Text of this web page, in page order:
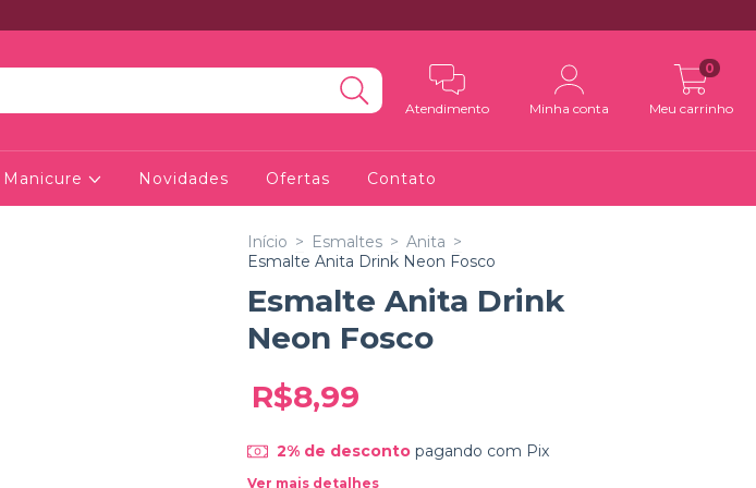
Atendimento Minha conta Meu carrinho
0
Manicure Novidades Ofertas Contato
Início > Esmaltes > Anita >
Esmalte Anita Drink Neon Fosco
Esmalte Anita Drink
Neon Fosco
R$8,99
2% de descontopagando com Pix
Ver mais detalhes